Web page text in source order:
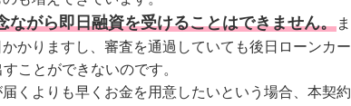
がら即日融資を受けることはできません。ま
かりますし、審査を通過していても後日ローンカー
ことができないのです。
くよりも早くお金を用意したいという場合、本契約